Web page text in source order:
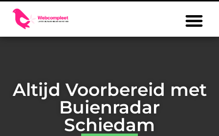
Altijd Voorbereid met
Buienradar
Schiedam